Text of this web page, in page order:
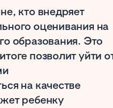
кто внедряет
оценивания на
образования. Это
позволит уйти
на качестве
ребенку